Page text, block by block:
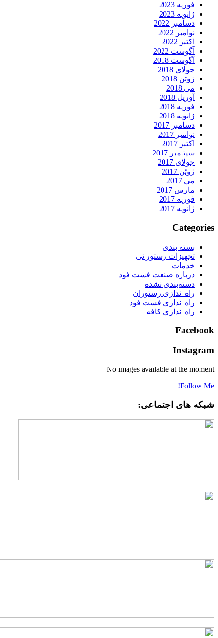
فوریه 2023
ژانویه 2023
دسامبر 2022
نوامبر 2022
اکتبر 2022
آگوست 2022
آگوست 2018
جولای 2018
ژوئن 2018
می 2018
آوریل 2018
فوریه 2018
ژانویه 2018
دسامبر 2017
نوامبر 2017
اکتبر 2017
سپتامبر 2017
جولای 2017
ژوئن 2017
می 2017
مارس 2017
فوریه 2017
ژانویه 2017
بسته بندی
تجهیزات رستورانی
خدمات
درباره صنعت فست فود
دسته‌بندی نشده
راه اندازی رستوران
راه اندازی فست فود
راه اندازی کافه
No images available at the
Follow
های اجتماعی: